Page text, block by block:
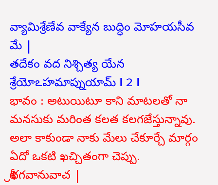
వ్యామిశ్రేణేవ వాక్యేన బుద్ధిం మోహయసీవ
మే |
తదేకం వద నిశ్చిత్య యేన
శ్రేయోఽహమాప్నుయామ్ ‖ 2 ‖
భావం : అటుయిటూ కాని మాటలతో నా
మనసుకు మరింత కలత కలగజేస్తున్నావు.
అలా కాకుండా నాకు మేలు చేకూర్చే మార్గం
ఏదో ఒకటి ఖచ్చితంగా చెప్పు.
శ్రీభగవానువాచ |